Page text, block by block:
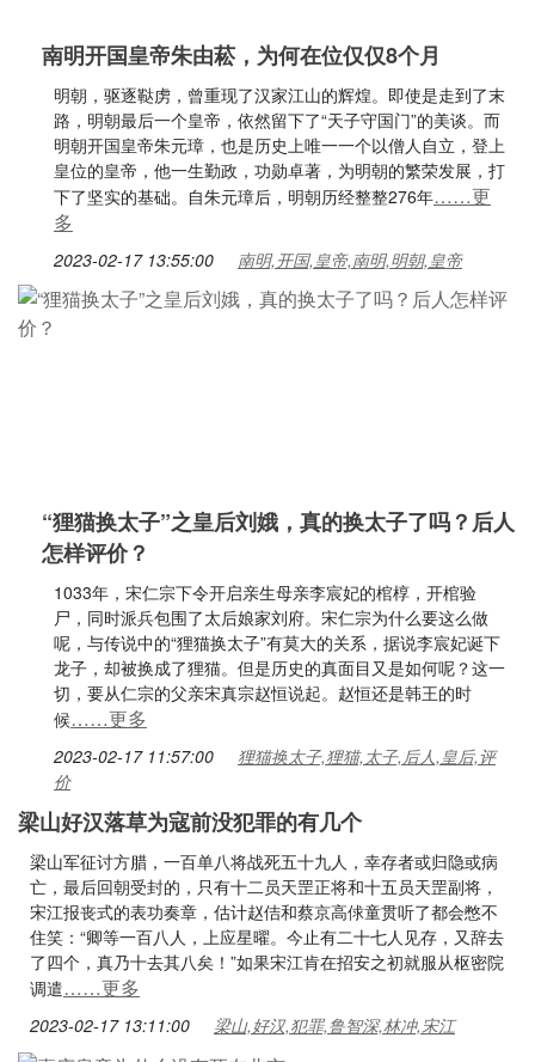
南明开国皇帝朱由菘，为何在位仅仅8个月
明朝，驱逐鞑虏，曾重现了汉家江山的辉煌。即使是走到了末
路，明朝最后一个皇帝，依然留下了“天子守国门”的美谈。而
明朝开国皇帝朱元璋，也是历史上唯一一个以僧人自立，登上
皇位的皇帝，他一生勤政，功勋卓著，为明朝的繁荣发展，打
下了坚实的基础。自朱元璋后，明朝历经整整276年……更
多
2023-02-17 13:55:00 南明,开国,皇帝,南明,明朝,皇帝
“狸猫换太子”之皇后刘娥，真的换太子了吗？后人
怎样评价？
1033年，宋仁宗下令开启亲生母亲李宸妃的棺椁，开棺验
尸，同时派兵包围了太后娘家刘府。宋仁宗为什么要这么做
呢，与传说中的“狸猫换太子”有莫大的关系，据说李宸妃诞下
龙子，却被换成了狸猫。但是历史的真面目又是如何呢？这一
切，要从仁宗的父亲宋真宗赵恒说起。赵恒还是韩王的时
候……更多
2023-02-17 11:57:00
狸猫换太子,狸猫,太子,后人,皇后,评
价
梁山好汉落草为寇前没犯罪的有几个
梁山军征讨方腊，一百单八将战死五十九人，幸存者或归隐或病
亡，最后回朝受封的，只有十二员天罡正将和十五员天罡副将，
宋江报丧式的表功奏章，估计赵佶和蔡京高俅童贯听了都会憋不
住笑：“卿等一百八人，上应星曜。今止有二十七人见存，又辞去
了四个，真乃十去其八矣！”如果宋江肯在招安之初就服从枢密院
调遣……更多
2023-02-17 13:11:00 梁山,好汉,犯罪,鲁智深,林冲,宋江